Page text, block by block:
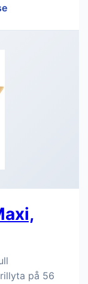
på 56